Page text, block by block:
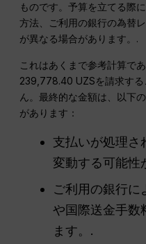
ものです。予算を立てる際
方法、ご利用の銀行の為替
が異なる場合があります。.
これはあくまで参考計算で
239,778.40 UZSを請求する
ん。最終的な金額は、以下
があります：
支払いが処理さ
変動する可能性
ご利用の銀行に
や国際送金手数
ます。.